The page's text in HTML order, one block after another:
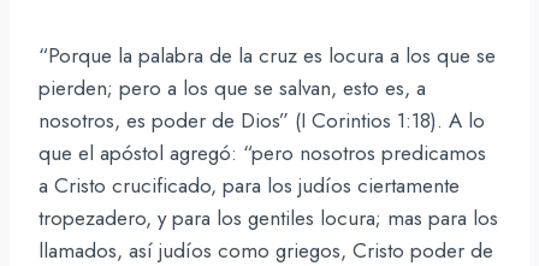
“Porque la palabra de la cruz es locura a los que se
pierden; pero a los que se salvan, esto es, a
nosotros, es poder de Dios” (I Corintios 1:18). A lo
que el apóstol agregó: “pero nosotros predicamos
a Cristo crucificado, para los judíos ciertamente
tropezadero, y para los gentiles locura; mas para los
llamados, así judíos como griegos, Cristo poder de